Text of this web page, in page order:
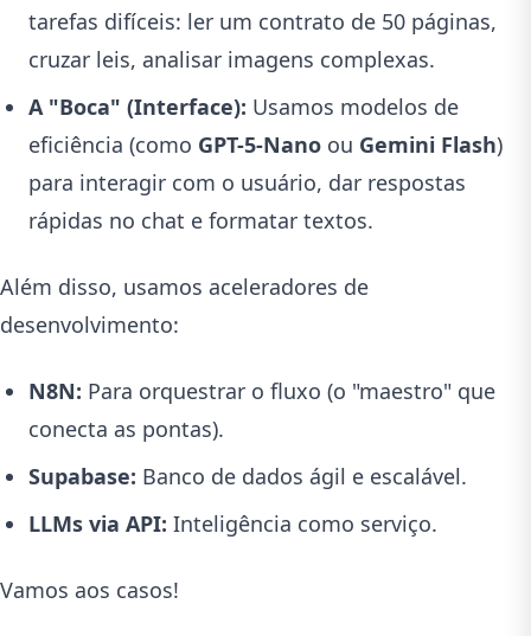
tarefas difíceis: ler um contrato de 50 páginas,
cruzar leis, analisar imagens complexas.
A "Boca" (Interface): Usamos modelos de
eficiência (como GPT-5-Nano ou Gemini Flash)
para interagir com o usuário, dar respostas
rápidas no chat e formatar textos.
Além disso, usamos aceleradores de
desenvolvimento:
N8N: Para orquestrar o fluxo (o "maestro" que
conecta as pontas).
Supabase: Banco de dados ágil e escalável.
LLMs via API: Inteligência como serviço.
Vamos aos casos!